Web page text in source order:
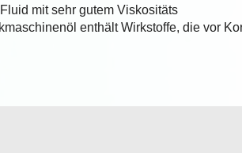
mit sehr gutem Viskositäts
enthält Wirkstoffe, die vor